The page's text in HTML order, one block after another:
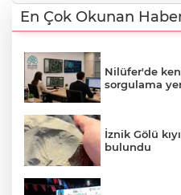
En Çok Okunan
Nilüfer'de
sorgulama
İznik Gölü
bulundu